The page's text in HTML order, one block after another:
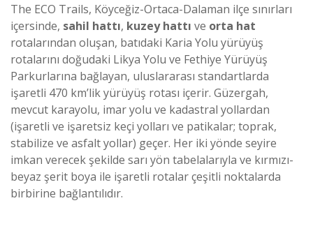
The ECO Trails, Köyceğiz-Ortaca-Dalaman ilçe sınırları
içersinde, sahil hattı, kuzey hattı ve orta hat
rotalarından oluşan, batıdaki Karia Yolu yürüyüş
rotalarını doğudaki Likya Yolu ve Fethiye Yürüyüş
Parkurlarına bağlayan, uluslararası standartlarda
işaretli 470 km’lik yürüyüş rotası içerir. Güzergah,
mevcut karayolu, imar yolu ve kadastral yollardan
(işaretli ve işaretsiz keçi yolları ve patikalar; toprak,
stabilize ve asfalt yollar) geçer. Her iki yönde seyire
imkan verecek şekilde sarı yön tabelalarıyla ve kırmızı-
beyaz şerit boya ile işaretli rotalar çeşitli noktalarda
birbirine bağlantılıdır.